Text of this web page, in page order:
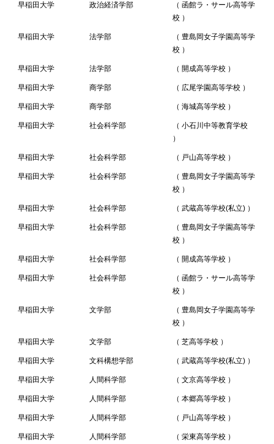
早稲田大学 政治経済学部
（ 函館ラ・サール高等学
校 ）
早稲田大学 法学部
（ 豊島岡女子学園高等学
校 ）
早稲田大学 法学部 （ 開成高等学校 ）
早稲田大学 商学部 （ 広尾学園高等学校 ）
早稲田大学 商学部 （ 海城高等学校 ）
早稲田大学 社会科学部
（ 小石川中等教育学校
）
早稲田大学 社会科学部 （ 戸山高等学校 ）
早稲田大学 社会科学部
（ 豊島岡女子学園高等学
校 ）
早稲田大学 社会科学部 （ 武蔵高等学校(私立) ）
早稲田大学 社会科学部
（ 豊島岡女子学園高等学
校 ）
早稲田大学 社会科学部 （ 開成高等学校 ）
早稲田大学 社会科学部
（ 函館ラ・サール高等学
校 ）
早稲田大学 文学部
（ 豊島岡女子学園高等学
校 ）
早稲田大学 文学部 （ 芝高等学校 ）
早稲田大学 文科構想学部 （ 武蔵高等学校(私立) ）
早稲田大学 人間科学部 （ 文京高等学校 ）
早稲田大学 人間科学部 （ 本郷高等学校 ）
早稲田大学 人間科学部 （ 戸山高等学校 ）
早稲田大学 人間科学部 （ 栄東高等学校 ）